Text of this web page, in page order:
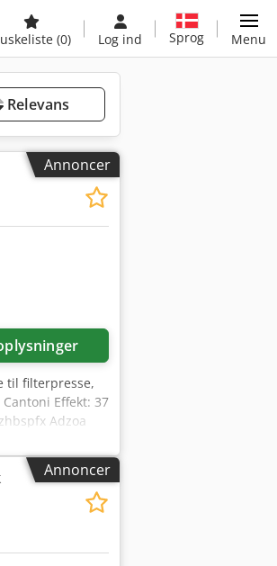
(0) Log ind Sprog Menu
Relevans
Annoncer
til filterpresse,
Effekt: 37
Adzoa
Kapacitet: fra
Annoncer